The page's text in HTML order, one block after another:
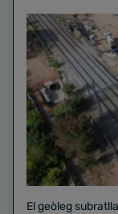
El geòleg